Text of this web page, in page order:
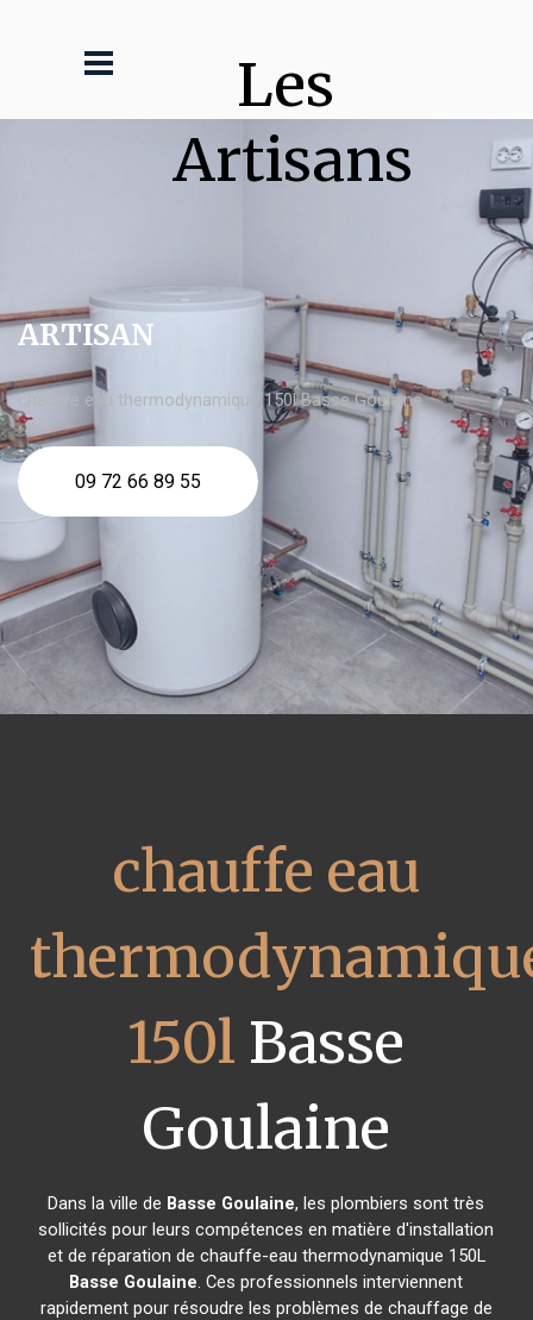
Les
Artisans
ARTISAN
chauffe eau thermodynamique 150l Basse Goulaine
09 72 66 89 55
chauffe eau
150l Basse
Goulaine
Dans la ville de Basse Goulaine, les plombiers sont très
sollicités pour leurs compétences en matière d'installation
et de réparation de chauffe-eau thermodynamique 150L
Basse Goulaine. Ces professionnels interviennent
rapidement pour résoudre les problèmes de chauffage de